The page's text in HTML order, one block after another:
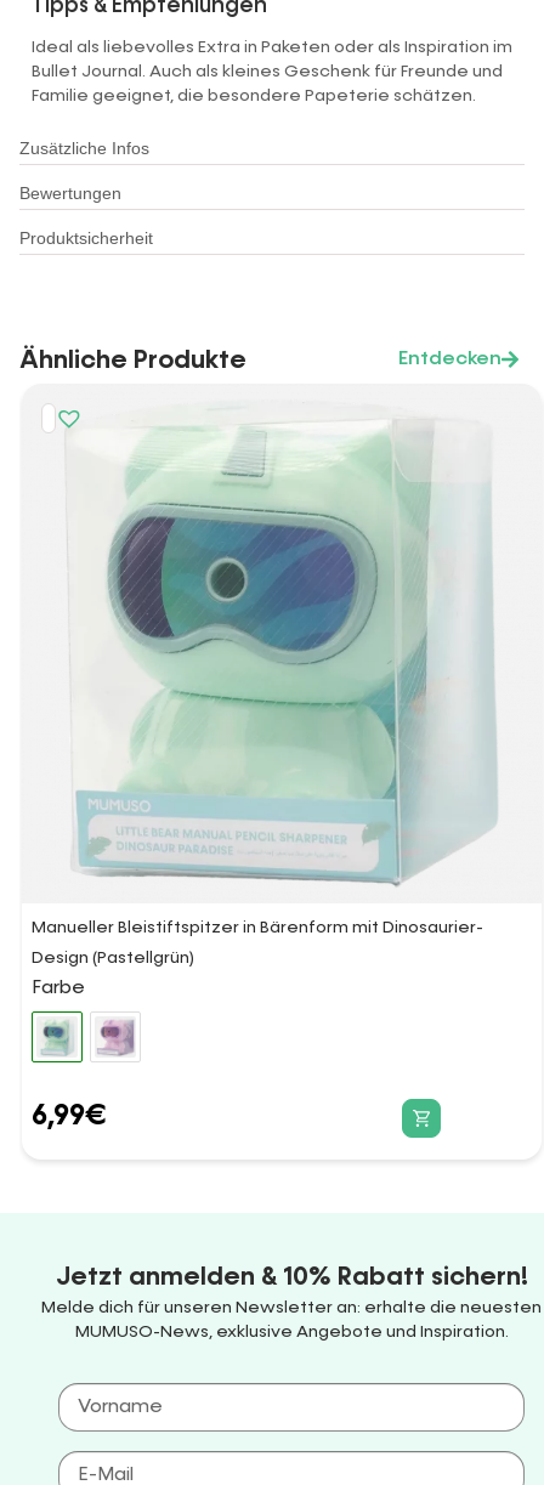
Zusätzliche Infos
Bewertungen
Produktsicherheit
Tipps & Empfehlungen
Ideal als liebevolles Extra in Paketen oder als Inspiration im
Bullet Journal. Auch als kleines Geschenk für Freunde und
Familie geeignet, die besondere Papeterie schätzen.
Ähnliche Produkte Entdecken
Manueller Bleistiftspitzer in Bärenform mit Dinosaurier-
Design (Pastellgrün)
Farbe
6,99€
Jetzt anmelden & 10% Rabatt sichern!
Melde dich für unseren Newsletter an: erhalte die neuesten
MUMUSO-News, exklusive Angebote und Inspiration.